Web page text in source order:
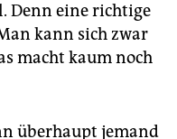
Denn eine richtige
kann sich zwar
macht kaum noch
überhaupt jemand